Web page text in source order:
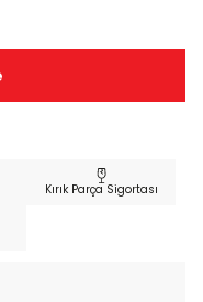
Kırık Parça Sigortası